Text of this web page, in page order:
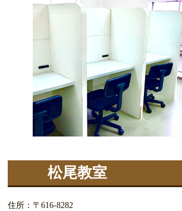
松尾教室
住所： 〒616-8282